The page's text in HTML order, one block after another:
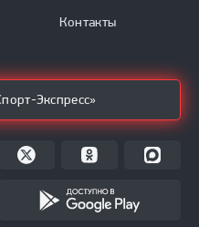
Контакты
Экспресс»